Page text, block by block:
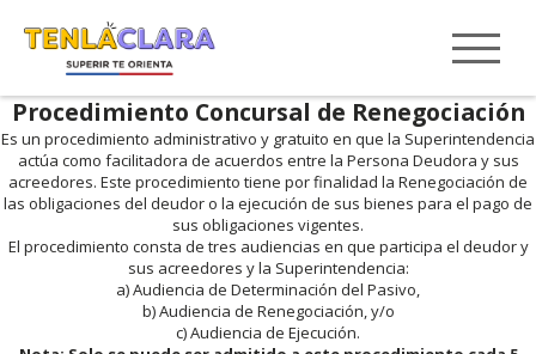
Procedimiento Concursal de Renegociación
Es un procedimiento administrativo y gratuito en que la Superintendencia
actúa como facilitadora de acuerdos entre la Persona Deudora y sus
acreedores. Este procedimiento tiene por finalidad la Renegociación de
las obligaciones del deudor o la ejecución de sus bienes para el pago de
sus obligaciones vigentes.
El procedimiento consta de tres audiencias en que participa el deudor y
sus acreedores y la Superintendencia:
a) Audiencia de Determinación del Pasivo,
b) Audiencia de Renegociación, y/o
c) Audiencia de Ejecución.